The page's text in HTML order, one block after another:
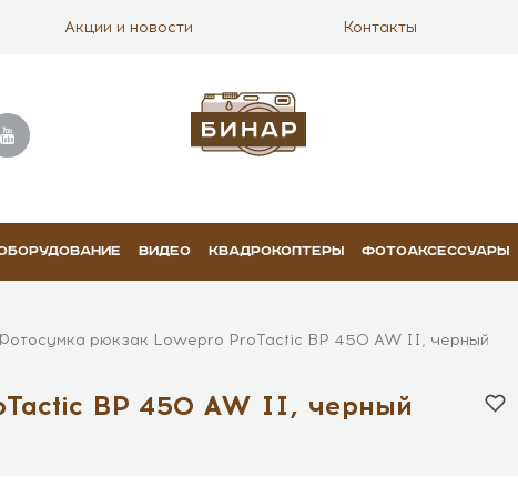
Акции и новости Контакты
ВИДЕО КВАДРОКОПТЕРЫ ФОТОАКСЕССУАРЫ
рюкзак Lowepro ProTactic BP 450 AW II, черный
BP 450 AW II, черный